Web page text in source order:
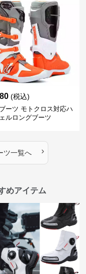
(税込)
ーツ モトクロス対応ハ
ルロングブーツ
ツ一覧へ ›
めアイテム